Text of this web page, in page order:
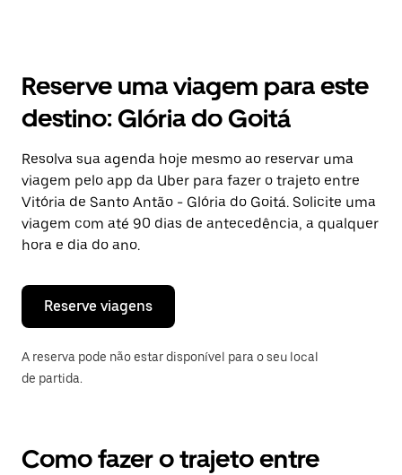
o
e
uma
data.
Pressione
a
tecla
“ESC”
para
o
calendário.
Reserve uma viagem para este
destino: Glória do Goitá
Resolva sua agenda hoje mesmo ao reservar uma
viagem pelo app da Uber para fazer o trajeto entre
Vitória de Santo Antão - Glória do Goitá. Solicite uma
viagem com até 90 dias de antecedência, a qualquer
hora e dia do ano.
Reserve viagens
A reserva pode não estar disponível para o seu local
de partida.
Como fazer o trajeto entre